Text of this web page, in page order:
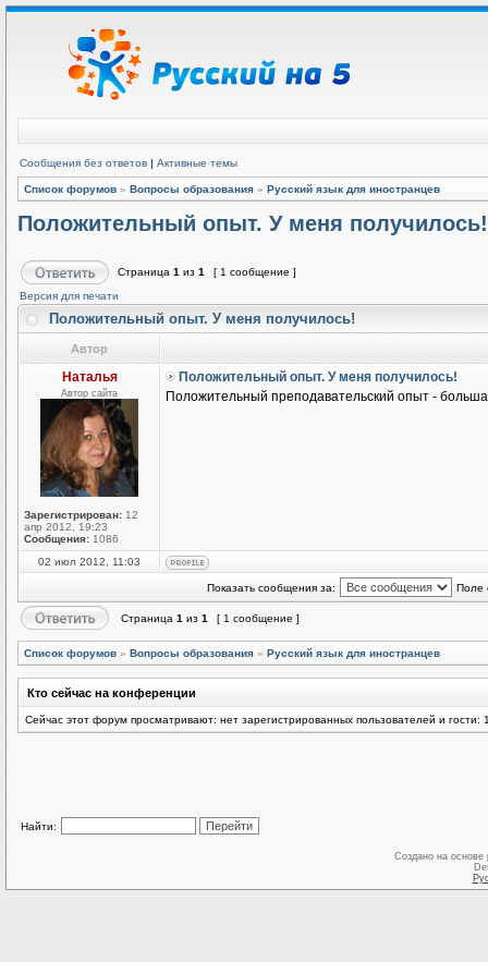
Сообщения без ответов | Активные темы
Список форумов » Вопросы образования » Русский язык для иностранцев
Положительный опыт. У меня получилось!
Страница 1 из 1
[ 1 сообщение ]
Версия для печати
Положительный опыт. У меня получилось!
Автор
Наталья
Автор сайта
Зарегистрирован: 12
апр 2012, 19:23
Сообщения: 1086
Положительный опыт. У меня получилось!
Положительный преподавательский опыт -
02 июл 2012, 11:03
Показать сообщения за: Поле
Страница 1 из 1 [ 1 сообщение ]
Список форумов » Вопросы образования » Русский язык для иностранцев
Кто сейчас на конференции
Сейчас этот форум просматривают: нет зарегистрированных пользователей и гости:
Найти:
Создано на основе